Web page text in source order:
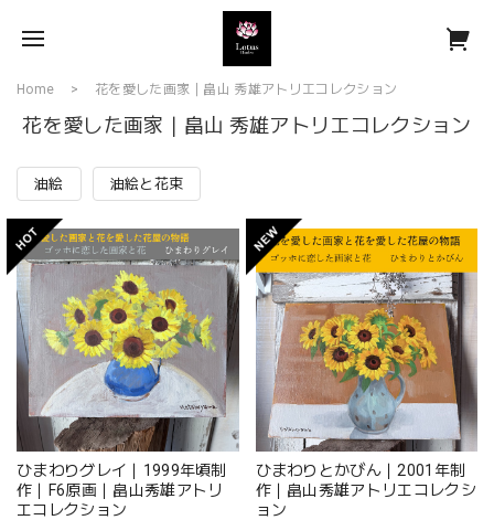
Home 花を愛した画家｜畠山 秀雄アトリエコレクション
花を愛した画家｜畠山 秀雄アトリエコレクション
油絵 油絵と花束
ひまわりグレイ｜1999年頃制
作｜F6原画｜畠山秀雄アトリ
エコレクション
ひまわりとかびん｜2001年制
作｜畠山秀雄アトリエコレクシ
ョン